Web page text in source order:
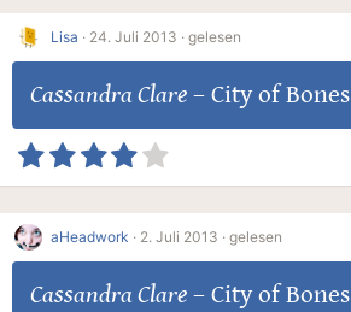
Lisa · 24. Juli 2013 · gelesen
Cassandra Clare– City of Bones
aHeadwork · 2. Juli 2013 · gelesen
Cassandra Clare– City of Bones